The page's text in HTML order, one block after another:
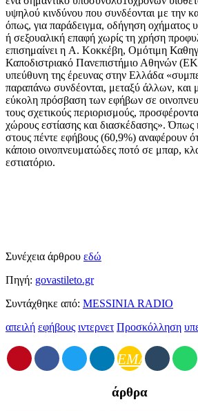
υψηλού κινδύνου που συνδέονται με την
όπως, για παράδειγμα, οδήγηση οχήματος
ή σεξουαλική επαφή χωρίς τη χρήση
επισημαίνει η A. Κοκκέβη, Ομότιμη
Καποδιστριακό Πανεπιστήμιο Αθηνών
υπεύθυνη της έρευνας στην Ελλάδα
παραπάνω συνδέονται, μεταξύ άλλων, και
εύκολη πρόσβαση των εφήβων σε
τους σχετικούς περιορισμούς,
χώρους εστίασης και διασκέδασης». Όπως
στους πέντε εφήβους (60,9%) αναφέρουν
κάποιο οινοπνευματώδες ποτό σε μπαρ,
εστιατόριο.
Συνέχεια άρθρου εδώ
Πηγή: govastileto.gr
Συντάχθηκε από: MESSINIA RADIO
απειλή εφήβους ιντερνετ Προσκόλληση
EMAIL
άρθρα